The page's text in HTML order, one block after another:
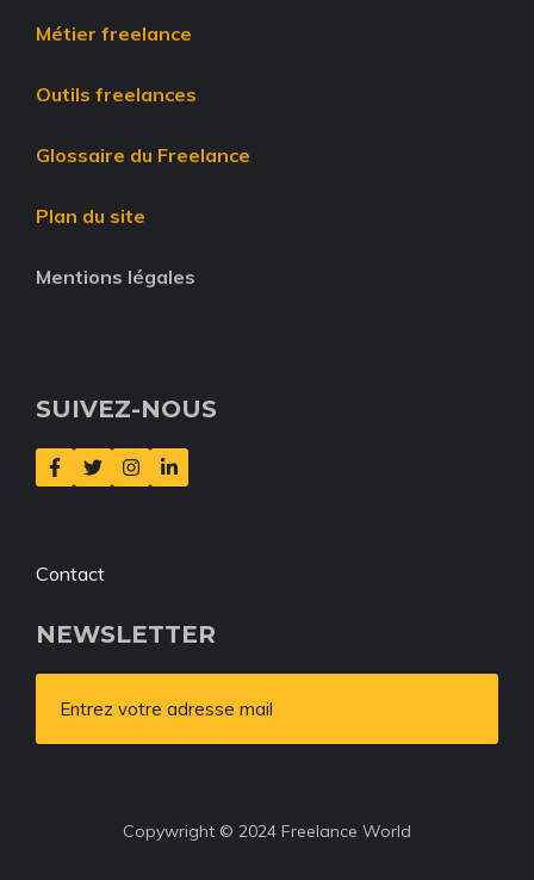
Métier freelance
Outils freelances
Glossaire du Freelance
Plan du site
Mentions légales
SUIVEZ-NOUS
Contact
NEWSLETTER
Entrez votre adresse mail
Copywright © 2024 Freelance World